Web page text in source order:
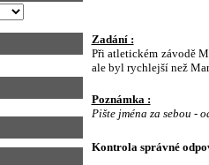
Zadání :
Při atletickém závodě
ale byl rychlejší než
Poznámka :
Pište jména za sebou -
Kontrola správné